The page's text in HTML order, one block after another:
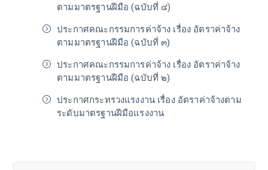
ตามมาตรฐานฝีมือ (ฉบับที่ ๔)
ประกาศคณะกรรมการค่าจ้าง เรื่อง อัตราค่าจ้าง
ตามมาตรฐานฝีมือ (ฉบับที่ ๓)
ประกาศคณะกรรมการค่าจ้าง เรื่อง อัตราค่าจ้าง
ตามมาตรฐานฝีมือ (ฉบับที่ ๒)
ประกาศกระทรวงแรงงาน เรื่อง อัตราค่าจ้างตาม
ระดับมาตรฐานฝีมือแรงงาน